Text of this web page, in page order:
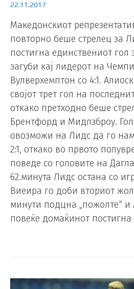
22.11.2017
Македонскиот
повторно беше стрелец за
постигна единствениот гол
загуби кај лидерот на
Вулверхемптон со 4:1.
својот трет гол на
откако претходно беше
Брентфорд и Мидлзброу.
овозможи на Лидс да го
2:1, откако во првото
поведе со головите на
62.минута Лидс остана со
Виеира го доби вториот
минути подцна „пожолте“ и
повеќе домаќинот